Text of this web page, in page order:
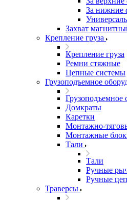
За нижние
Захват
Крепление груза
Крепление груза
Ремни стяжные
Цепные системы
Грузоподъемное
Грузоподъемное
Домкраты
Каретки
Монтажно-
Монтажные
Тали
Тали
Ручные
Ручные
Траверсы